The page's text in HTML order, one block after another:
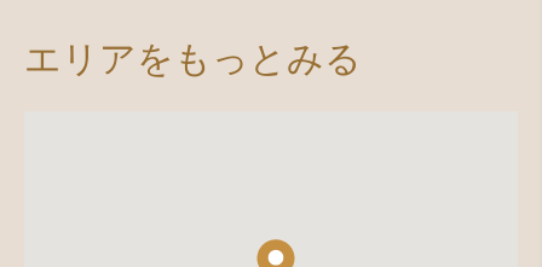
エリアをもっとみる